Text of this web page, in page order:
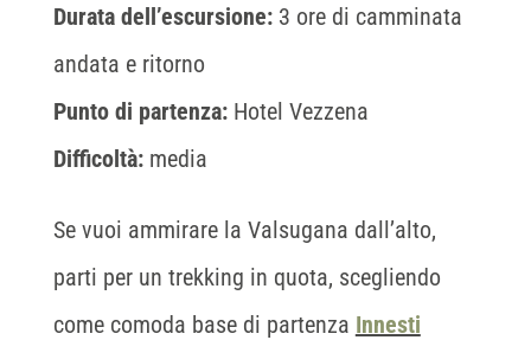
Durata dell’escursione: 3 ore di camminata
andata e ritorno
Punto di partenza:Hotel Vezzena
Difficoltà:media
Se vuoi ammirare la Valsugana dall’alto,
parti per un trekking in quota, scegliendo
come comoda base di partenza Innesti